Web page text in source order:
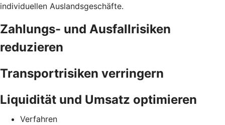
individuellen Auslandsgeschäfte.
Zahlungs- und Ausfallrisiken
reduzieren
Transportrisiken verringern
Liquidität und Umsatz optimieren
Verfahren